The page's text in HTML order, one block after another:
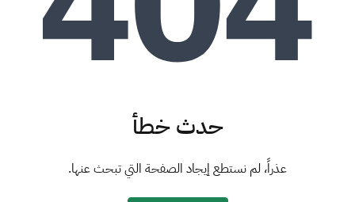
بحث AI
التصرفات العقارية
حدث خطأ
عذراً، لم نستطع إيجاد الصفحة التي تبحث عنها.